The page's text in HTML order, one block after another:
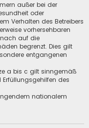
außer bei der
oder
Verhalten des Betreibers
vorhersehbaren
auf die
begrenzt. Dies gilt
entgangenen
a bis c gilt sinngemäß
des
nationalem